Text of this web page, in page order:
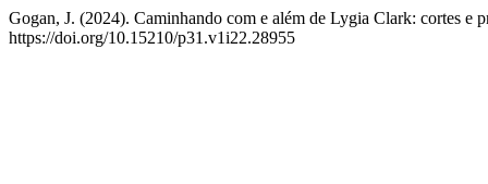
Gogan, J. (2024). Caminhando com e além de Lygia Clark: cortes e
https://doi.org/10.15210/p31.v1i22.28955